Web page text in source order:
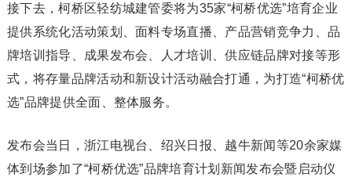
接下去，柯桥区轻纺城建管委将为35家“柯桥优选”培育企业
提供系统化活动策划、面料专场直播、产品营销竞争力、品
牌培训指导、成果发布会、人才培训、供应链品牌对接等形
式，将存量品牌活动和新设计活动融合打通，为打造“柯桥优
选”品牌提供全面、整体服务。
发布会当日，浙江电视台、绍兴日报、越牛新闻等20余家媒
体到场参加了“柯桥优选”品牌培育计划新闻发布会暨启动仪